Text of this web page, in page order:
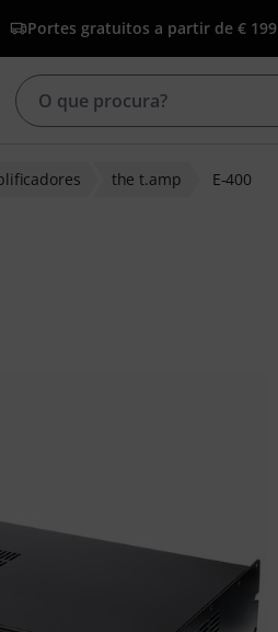
Portes gratuitos a partir de € 199
the t.amp E-400
clientes